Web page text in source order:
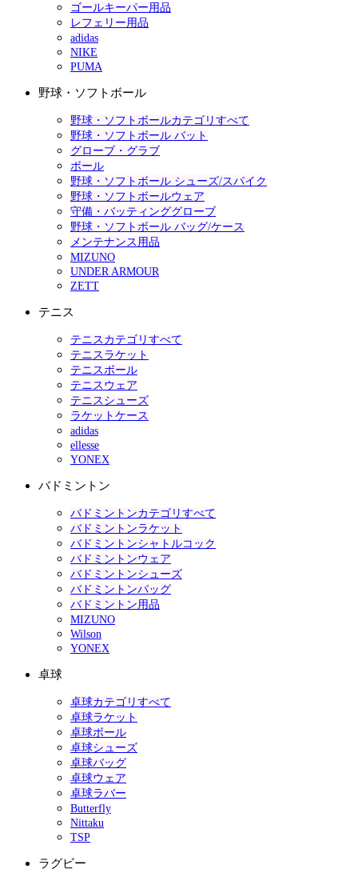
ゴールキーパー用品
レフェリー用品
adidas
NIKE
PUMA
野球・ソフトボール
野球・ソフトボールカテゴリすべて
野球・ソフトボール バット
グローブ・グラブ
ボール
野球・ソフトボール シューズ/スパイク
野球・ソフトボールウェア
守備・バッティンググローブ
野球・ソフトボール バッグ/ケース
メンテナンス用品
MIZUNO
UNDER ARMOUR
ZETT
テニス
テニスカテゴリすべて
テニスラケット
テニスボール
テニスウェア
テニスシューズ
ラケットケース
adidas
ellesse
YONEX
バドミントン
バドミントンカテゴリすべて
バドミントンラケット
バドミントンシャトルコック
バドミントンウェア
バドミントンシューズ
バドミントンバッグ
バドミントン用品
MIZUNO
Wilson
YONEX
卓球
卓球カテゴリすべて
卓球ラケット
卓球ボール
卓球シューズ
卓球バッグ
卓球ウェア
卓球ラバー
Butterfly
Nittaku
TSP
ラグビー